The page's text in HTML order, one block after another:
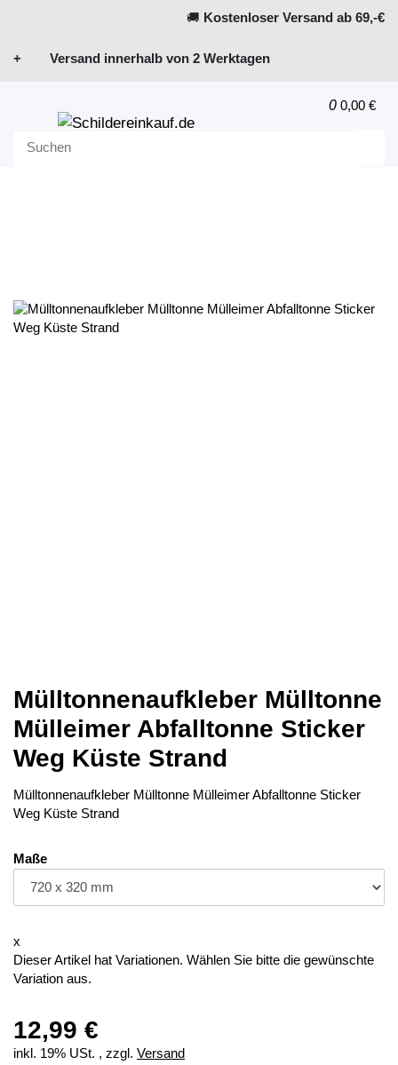
🚚 Kostenloser Versand ab 69,-€
+ Versand innerhalb von 2 Werktagen
0 0,00 €
Mülltonnenaufkleber Mülltonne
Mülleimer Abfalltonne Sticker
Weg Küste Strand
Mülltonnenaufkleber Mülltonne Mülleimer Abfalltonne Sticker
Weg Küste Strand
Maße
x
Dieser Artikel hat Variationen. Wählen Sie bitte die gewünschte
Variation aus.
12,99 €
inkl. 19% USt. , zzgl. Versand